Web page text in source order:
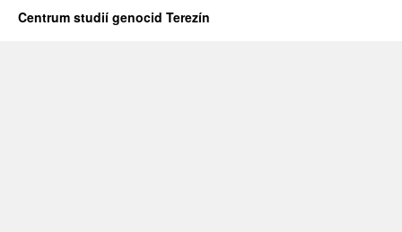
Centrum studií genocid Terezín